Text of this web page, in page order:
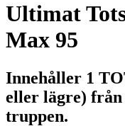
Ultimat
Max 95
Innehåller 1
eller lägre)
truppen.